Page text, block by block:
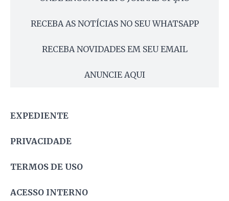
RECEBA AS NOTÍCIAS NO SEU WHATSAPP
RECEBA NOVIDADES EM SEU EMAIL
ANUNCIE AQUI
EXPEDIENTE
PRIVACIDADE
TERMOS DE USO
ACESSO INTERNO